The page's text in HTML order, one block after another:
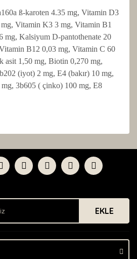
ß-karoten 4.35 mg, Vitamin D3
Vitamin K3 3 mg, Vitamin B1
mg, Kalsiyum D-pantothenate 20
B12 0,03 mg, Vitamin C 60
asit 1,50 mg, Biotin 0,270 mg,
(iyot) 2 mg, E4 (bakır) 10 mg,
3b605 ( çinko) 100 mg, E8
Yorum Yaz
iletebilirsiniz.
teşekkür ederiz.
eksik bilgiler bulunuyor.
bulunuyor.
alternatifler olmalı.
EKLE